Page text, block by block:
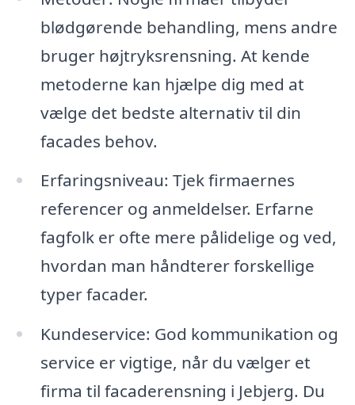
blødgørende behandling, mens andre
bruger højtryksrensning. At kende
metoderne kan hjælpe dig med at
vælge det bedste alternativ til din
facades behov.
Erfaringsniveau: Tjek firmaernes
referencer og anmeldelser. Erfarne
fagfolk er ofte mere pålidelige og ved,
hvordan man håndterer forskellige
typer facader.
Kundeservice: God kommunikation og
service er vigtige, når du vælger et
firma til facaderensning i Jebjerg. Du